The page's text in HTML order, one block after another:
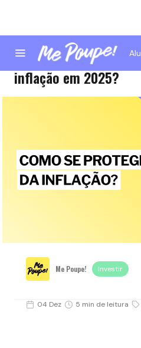
Como proteger o seu
inflação em 2025?
Me Poupe! Investir
04 Dez 5 min de leitura